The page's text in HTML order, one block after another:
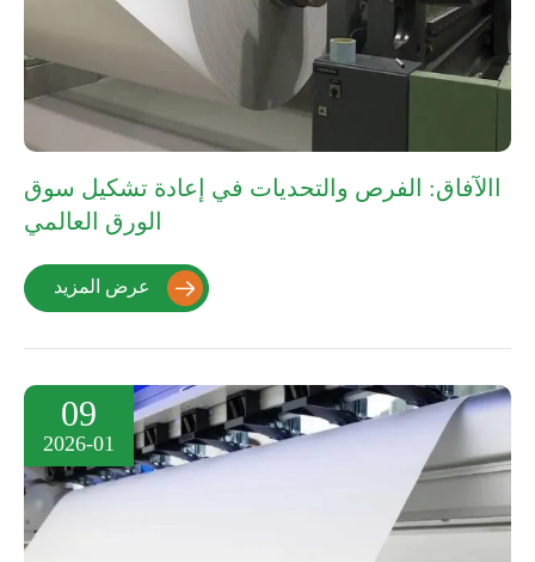
االآفاق: الفرص والتحديات في إعادة تشكيل سوق
الورق العالمي

09
2026-01